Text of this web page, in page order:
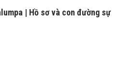
| Hồ sơ và con đường sự